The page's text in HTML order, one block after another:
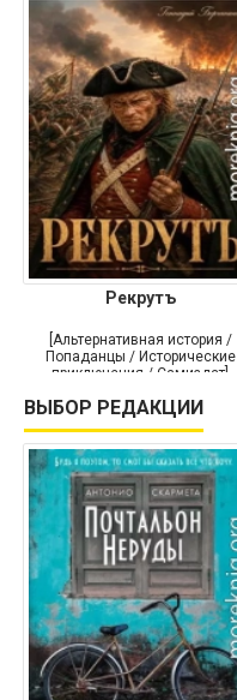
Рекрутъ
[Альтернативная история /
Попаданцы / Исторические
приключения / Самиздат]
ВЫБОР РЕДАКЦИИ